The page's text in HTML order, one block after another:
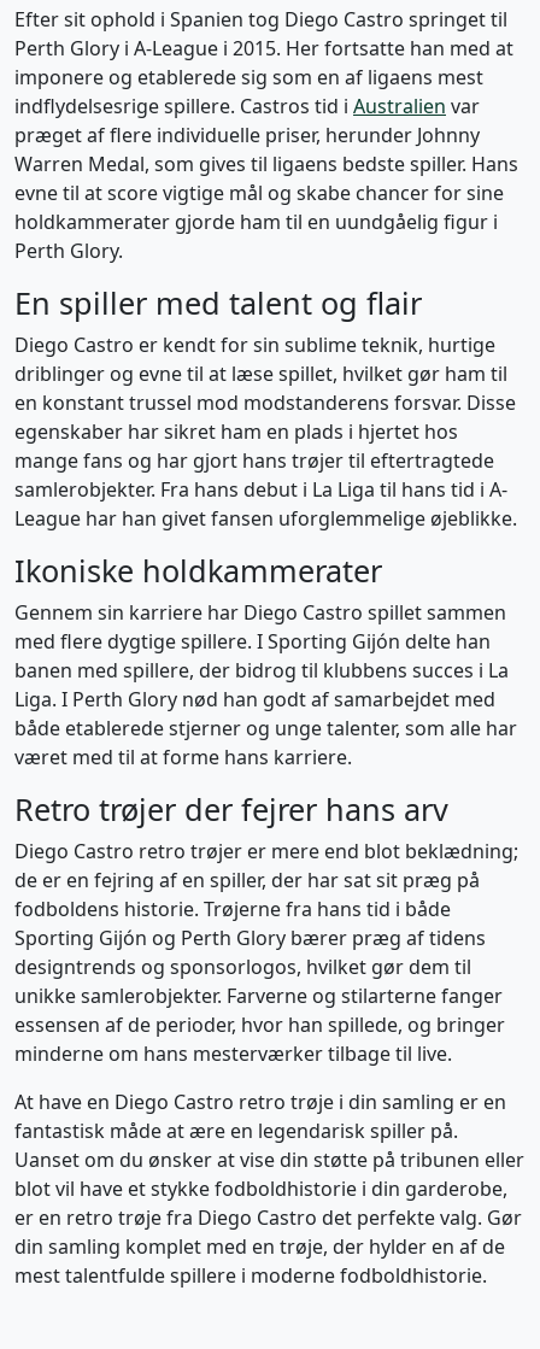
Efter sit ophold i Spanien tog Diego Castro springet til
Perth Glory i A-League i 2015. Her fortsatte han med at
imponere og etablerede sig som en af ligaens mest
indflydelsesrige spillere. Castros tid i Australien var
præget af flere individuelle priser, herunder Johnny
Warren Medal, som gives til ligaens bedste spiller. Hans
evne til at score vigtige mål og skabe chancer for sine
holdkammerater gjorde ham til en uundgåelig figur i
Perth Glory.
En spiller med talent og flair
Diego Castro er kendt for sin sublime teknik, hurtige
driblinger og evne til at læse spillet, hvilket gør ham til
en konstant trussel mod modstanderens forsvar. Disse
egenskaber har sikret ham en plads i hjertet hos
mange fans og har gjort hans trøjer til eftertragtede
samlerobjekter. Fra hans debut i La Liga til hans tid i A-
League har han givet fansen uforglemmelige øjeblikke.
Ikoniske holdkammerater
Gennem sin karriere har Diego Castro spillet sammen
med flere dygtige spillere. I Sporting Gijón delte han
banen med spillere, der bidrog til klubbens succes i La
Liga. I Perth Glory nød han godt af samarbejdet med
både etablerede stjerner og unge talenter, som alle har
været med til at forme hans karriere.
Retro trøjer der fejrer hans arv
Diego Castro retro trøjer er mere end blot beklædning;
de er en fejring af en spiller, der har sat sit præg på
fodboldens historie. Trøjerne fra hans tid i både
Sporting Gijón og Perth Glory bærer præg af tidens
designtrends og sponsorlogos, hvilket gør dem til
unikke samlerobjekter. Farverne og stilarterne fanger
essensen af de perioder, hvor han spillede, og bringer
minderne om hans mesterværker tilbage til live.
At have en Diego Castro retro trøje i din samling er en
fantastisk måde at ære en legendarisk spiller på.
Uanset om du ønsker at vise din støtte på tribunen eller
blot vil have et stykke fodboldhistorie i din garderobe,
er en retro trøje fra Diego Castro det perfekte valg. Gør
din samling komplet med en trøje, der hylder en af de
mest talentfulde spillere i moderne fodboldhistorie.